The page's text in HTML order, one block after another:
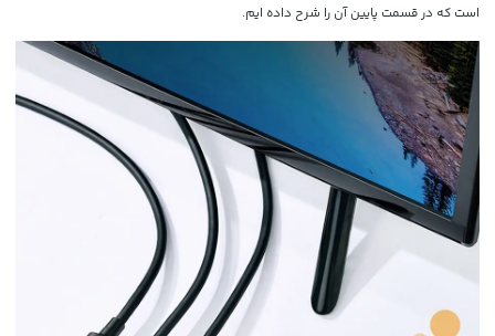
است که در قسمت پایین آن را شرح داده ایم.